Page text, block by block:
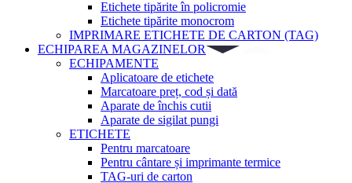
Etichete tipărite în policromie
Etichete tipărite monocrom
IMPRIMARE ETICHETE DE CARTON (TAG)
ECHIPAREA MAGAZINELOR
ECHIPAMENTE
Aplicatoare de etichete
Marcatoare preț, cod și dată
Aparate de închis cutii
Aparate de sigilat pungi
ETICHETE
Pentru marcatoare
Pentru cântare și imprimante termice
TAG-uri de carton